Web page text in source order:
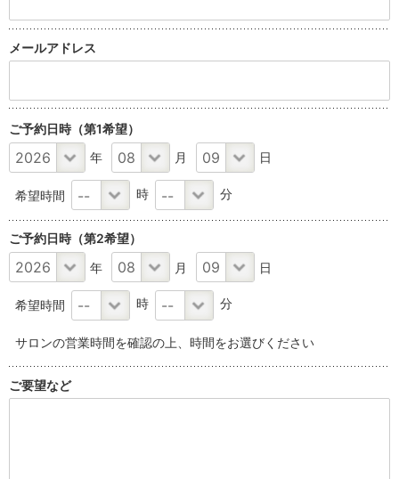
メールアドレス
ご予約日時 （第1希望）
年
月 日
希望時間 時 分
ご予約日時 （第2希望）
年
月 日
希望時間 時 分
サロンの営業時間を確認の上、時間をお選びください
ご要望など